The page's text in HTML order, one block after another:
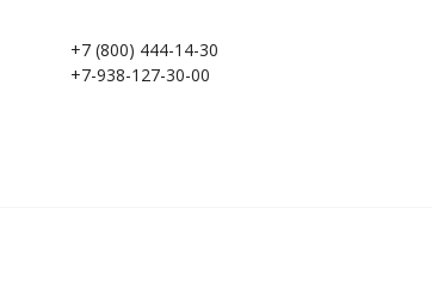
+7 (800) 444-14-30
+7-938-127-30-00